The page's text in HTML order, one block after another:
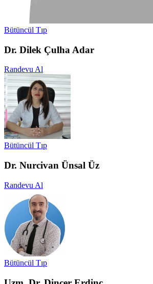
Bütüncül Tıp
Dr. Dilek Çulha Adar
Randevu Al
Bütüncül Tıp
Dr. Nurcivan Ünsal Üz
Randevu Al
Bütüncül Tıp